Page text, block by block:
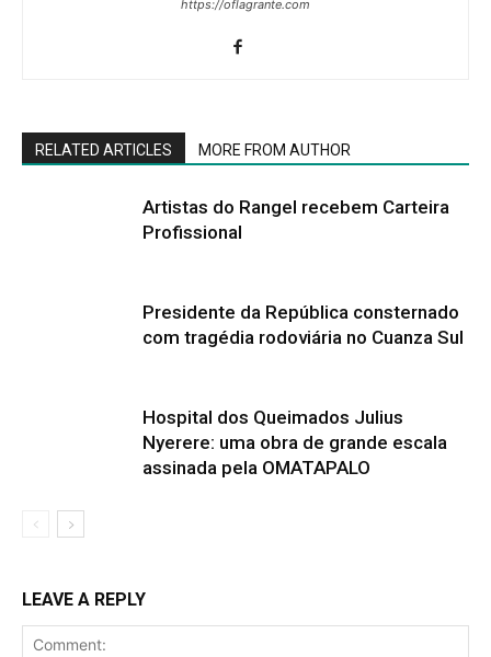
https://oflagrante.com
RELATED ARTICLES MORE FROM AUTHOR
Artistas do Rangel recebem Carteira
Profissional
Presidente da República consternado
com tragédia rodoviária no Cuanza Sul
Hospital dos Queimados Julius
Nyerere: uma obra de grande escala
assinada pela OMATAPALO
LEAVE A REPLY